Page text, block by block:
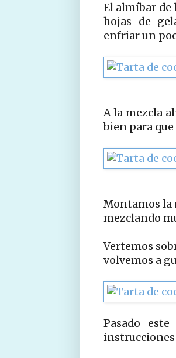
El almíbar de
hojas de
enfriar un
A la mezcla
bien para
Montamos la
mezclando
Vertemos
volvemos a
Pasado